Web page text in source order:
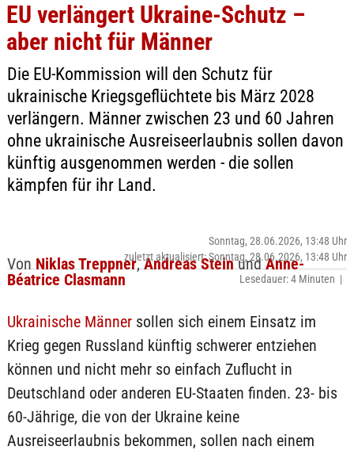
EU verlängert Ukraine-Schutz –
aber nicht für Männer
Die EU-Kommission will den Schutz für
ukrainische Kriegsgeflüchtete bis März 2028
verlängern. Männer zwischen 23 und 60 Jahren
ohne ukrainische Ausreiseerlaubnis sollen davon
künftig ausgenommen werden - die sollen
kämpfen für ihr Land.
Von Niklas Treppner,Andreas SteinundAnne-
Béatrice Clasmann
Sonntag, 28.06.2026, 13:48 Uhr
zuletzt aktualisiert: Sonntag, 28.06.2026, 13:48 Uhr
Lesedauer: 4 Minuten |
Ukrainische Männersollen sich einem Einsatz im
Krieg gegen Russland künftig schwerer entziehen
können und nicht mehr so einfach Zuflucht in
Deutschland oder anderen EU-Staaten finden. 23- bis
60-Jährige, die von der Ukraine keine
Ausreiseerlaubnis bekommen, sollen nach einem